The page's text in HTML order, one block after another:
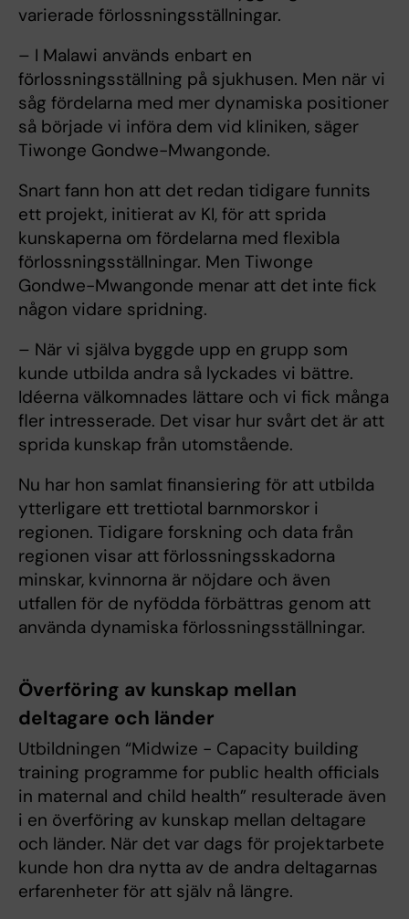
varierade förlossningsställningar.
– I Malawi används enbart en
förlossningsställning på sjukhusen. Men när vi
såg fördelarna med mer dynamiska positioner
så började vi införa dem vid kliniken, säger
Tiwonge Gondwe-Mwangonde.
Snart fann hon att det redan tidigare funnits
ett projekt, initierat av KI, för att sprida
kunskaperna om fördelarna med flexibla
förlossningsställningar. Men Tiwonge
Gondwe-Mwangonde menar att det inte fick
någon vidare spridning.
– När vi själva byggde upp en grupp som
kunde utbilda andra så lyckades vi bättre.
Idéerna välkomnades lättare och vi fick många
fler intresserade. Det visar hur svårt det är att
sprida kunskap från utomstående.
Nu har hon samlat finansiering för att utbilda
ytterligare ett trettiotal barnmorskor i
regionen. Tidigare forskning och data från
regionen visar att förlossningsskadorna
minskar, kvinnorna är nöjdare och även
utfallen för de nyfödda förbättras genom att
använda dynamiska förlossningsställningar.
Överföring av kunskap mellan
deltagare och länder
Utbildningen “Midwize - Capacity building
training programme for public health officials
in maternal and child health” resulterade även
i en överföring av kunskap mellan deltagare
och länder. När det var dags för projektarbete
kunde hon dra nytta av de andra deltagarnas
erfarenheter för att själv nå längre.